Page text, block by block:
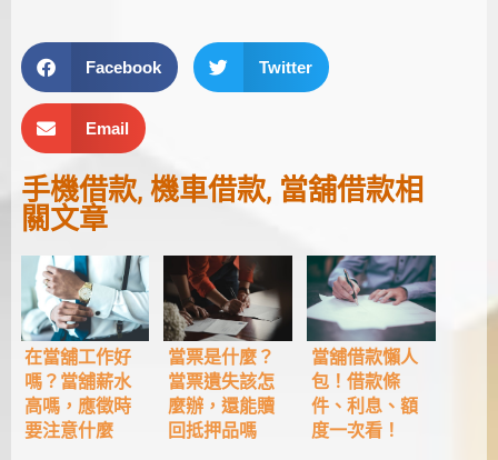
Facebook Twitter
Email
手機借款, 機車借款, 當舖借款相
關文章
在當舖工作好
嗎？當舖薪水
高嗎，應徵時
要注意什麼
當票是什麼？
當票遺失該怎
麼辦，還能贖
回抵押品嗎
當舖借款懶人
包！借款條
件、利息、額
度一次看！